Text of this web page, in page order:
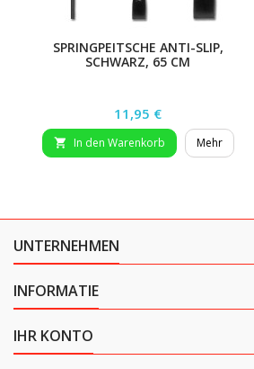
SPRINGPEITSCHE ANTI-SLIP,
SCHWARZ, 65 CM
Preis
11,95 €
 In den Warenkorb Mehr
UNTERNEHMEN
INFORMATIE
IHR KONTO